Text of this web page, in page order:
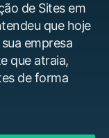
de Sites em
que hoje
empresa
que atraia,
de forma